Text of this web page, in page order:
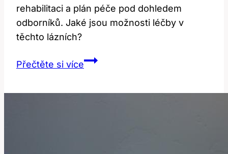
rehabilitaci a plán péče pod dohledem
odborníků. Jaké jsou možnosti léčby v
těchto lázních?
Přečtěte si víceLázně